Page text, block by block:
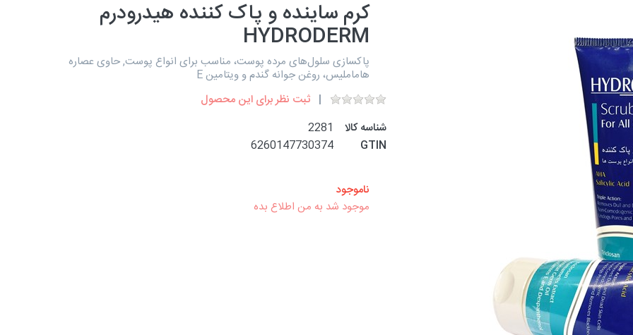
کرم ساینده و پاک کننده هیدرودرم
HYDRODERM
پاکسازی سلول‌های مرده پوست، مناسب برای انواع پوست, حاوی عصاره
هاماملیس، روغن جوانه گندم و ویتامین E
ثبت نظر برای این محصول
شناسه کالا
2281
GTIN
6260147730374
ناموجود
موجود شد به من اطلاع بده